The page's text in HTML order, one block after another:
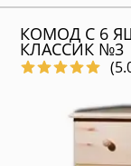
КОМОД С 6
КЛАССИК №3